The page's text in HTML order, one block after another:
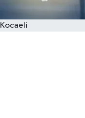
Kocaeli